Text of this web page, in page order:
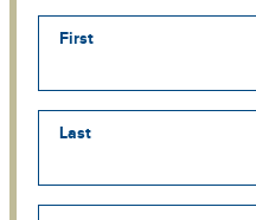
First
Last